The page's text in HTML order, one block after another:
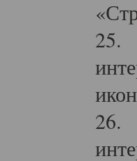
25.
26.